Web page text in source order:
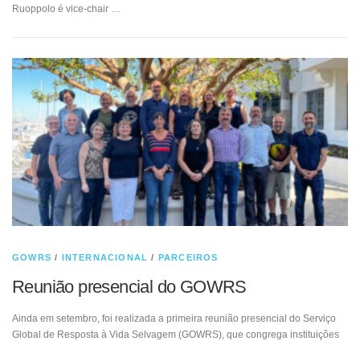
Ruoppolo é vice-chair …
GOWRS / INTERNACIONAL / PARCEIROS
Reunião presencial do GOWRS
Ainda em setembro, foi realizada a primeira reunião presencial do Serviço
Global de Resposta à Vida Selvagem (GOWRS), que congrega instituições